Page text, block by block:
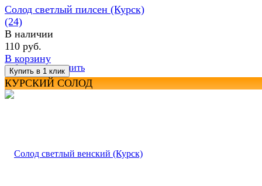
избранное сравнить
Солод светлый пилсен (Курск)
(24)
В наличии
110 руб.
В корзину
КУРСКИЙ СОЛОД